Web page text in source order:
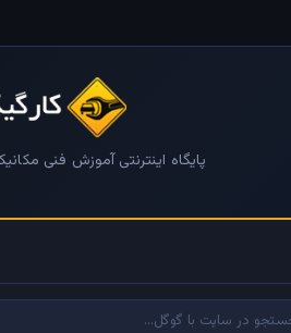
پایگاه اینترنتی آموزش فنی